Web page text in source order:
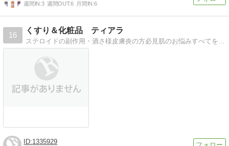
週間IN:3 週間OUT:6 月間IN:6
16
くすり＆化粧品 ティアラ
ステロイドの副作用・酒さ様皮膚炎の方必見肌のお悩みすべてを受け付けています。アトピー肌 敏感肌 ご相談下さい
1335929